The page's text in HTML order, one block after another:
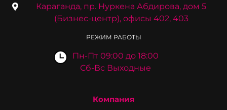
Караганда, пр. Нуркена Абдирова, дом 5
(Бизнес-центр), офисы 402, 403
РЕЖИМ РАБОТЫ
Пн-Пт 09:00 до 18:00
Сб-Вс Выходные
Компания